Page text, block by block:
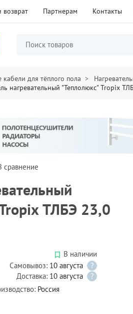
Партнерам Контакты
кабели для тёплого пола
нагревательный "Теплолюкс" Tropix
сравнение
ТЛБЭ 23,0
В наличии
Самовывоз: 10 августа
?
Доставка: 10 августа
?
Россия